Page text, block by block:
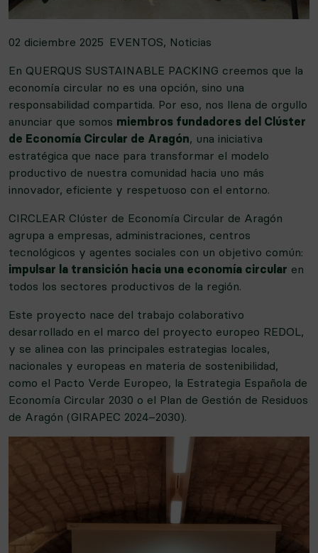
02 diciembre 2025 EVENTOS, Noticias
En QUERQUS SUSTAINABLE PACKING creemos que la
economía circular no es una opción, sino una
responsabilidad compartida. Por eso, nos llena de orgullo
anunciar que somos miembros fundadores del Clúster
de Economía Circular de Aragón, una iniciativa
estratégica que nace para transformar el modelo
productivo de nuestra comunidad hacia uno más
innovador, eficiente y respetuoso con el entorno.
CIRCLEAR Clúster de Economía Circular de Aragón
agrupa a empresas, administraciones, centros
tecnológicos y agentes sociales con un objetivo común:
impulsar la transición hacia una economía circular en
todos los sectores productivos de la región.
Este proyecto nace del trabajo colaborativo
desarrollado en el marco del proyecto europeo REDOL,
y se alinea con las principales estrategias locales,
nacionales y europeas en materia de sostenibilidad,
como el Pacto Verde Europeo, la Estrategia Española de
Economía Circular 2030 o el Plan de Gestión de Residuos
de Aragón (GIRAPEC 2024–2030).